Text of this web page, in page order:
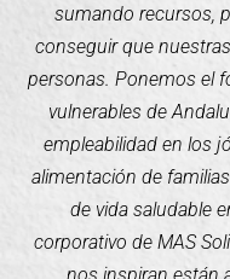
sumando recursos,
conseguir que
personas. Ponemos el
vulnerables de
empleabilidad en los
alimentación de
de vida saludable
corporativo de MAS